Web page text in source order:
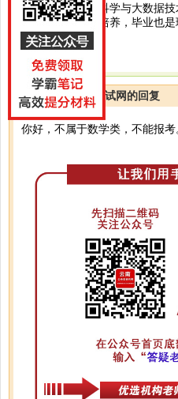
我的专业是数据科学与大数据
这专业按理学来培养，毕业也
云南公务员考试网的回复
你好，不属于数学类，不能报